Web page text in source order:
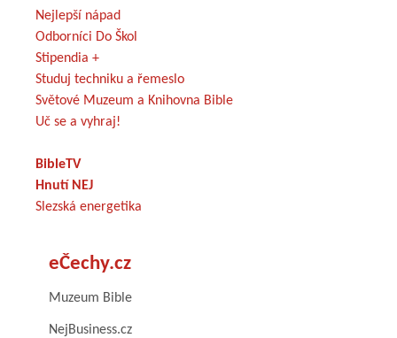
Nejlepší nápad
Odborníci Do Škol
Stipendia +
Studuj techniku a řemeslo
Světové Muzeum a Knihovna Bible
Uč se a vyhraj!
BibleTV
Hnutí NEJ
Slezská energetika
eČechy.cz
Muzeum Bible
NejBusiness.cz